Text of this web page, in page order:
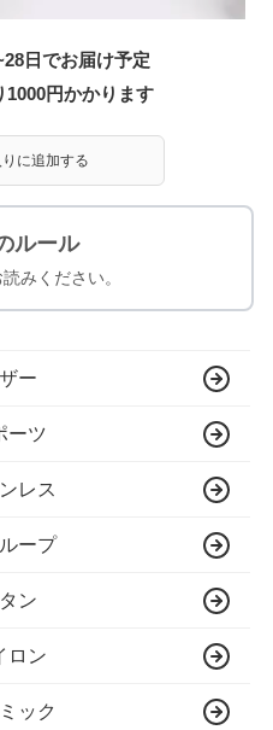
日でお届け予定
1000円かかります
に追加する
ルール
みください。
ー
ーツ
レス
ープ
ン
ロン
ック